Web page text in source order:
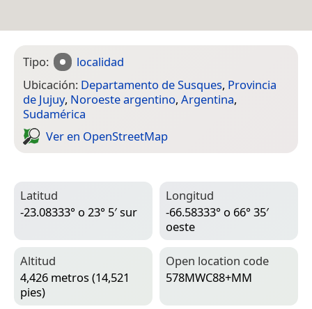
Tipo:
localidad
Ubicación: Departamento de Susques, Provincia
de Jujuy, Noroeste argentino, Argentina,
Sudamérica
Ver en Open­Street­Map
Latitud
-23.08333° o 23° 5′ sur
Longitud
-66.58333° o 66° 35′
oeste
Altitud
4,426 metros (14,521
pies)
Open location code
578MWC88+MM